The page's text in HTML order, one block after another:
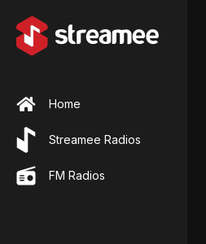
Home
Streamee Radios
FM Radios